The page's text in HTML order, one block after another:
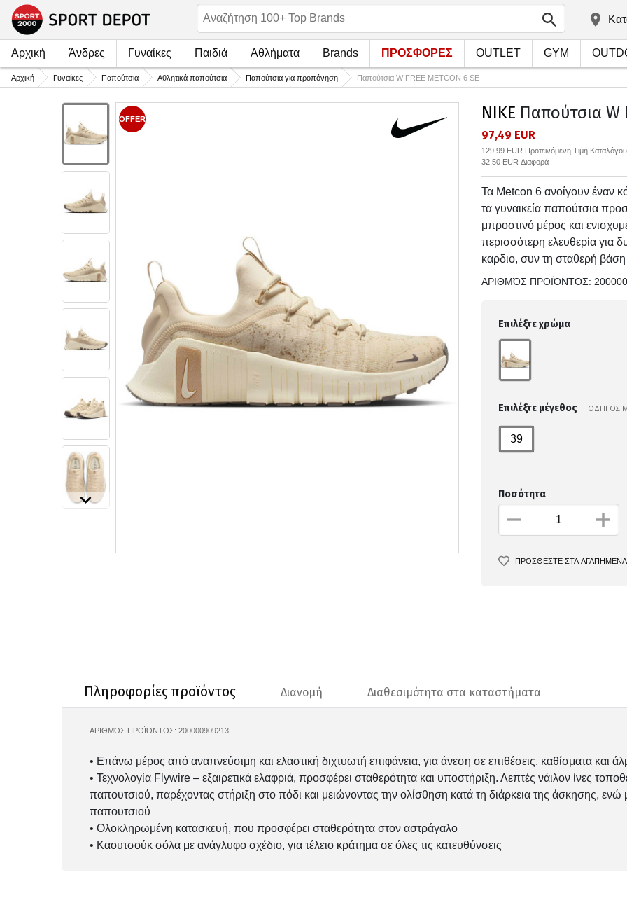
Αρχική Άνδρες Γυναίκες Παιδιά Αθλήματα Brands ΠΡΟΣΦΟΡΕΣ OUTLET GYM
Αρχική Γυναίκες Παπούτσια Αθλητικά παπούτσια Παπούτσια για προπόνηση Παπούτσια W FREE METCON 6 SE
OFFER NIKE Παπούτσια W
97,49 EUR
129,99 EUR Προτεινόμενη Τιμή Καταλόγου
32,50 EUR Διαφορά
Τα Metcon 6 ανοίγουν έναν
τα γυναικεία παπούτσια
μπροστινό μέρος και
περισσότερη ελευθερία για
καρδιο, συν τη σταθερή
ΑΡΙΘΜΌΣ ΠΡΟΪΌΝΤΟΣ:
Επιλέξτε χρώμα
Επιλέξτε μέγεθος ΟΔΗΓΟΣ
39
Ποσότητα
ΠΡΟΣΘΕΣΤΕ ΣΤΑ ΑΓΑΠΗΜΕΝΑ
Πληροφορίες προϊόντος Διανομή Διαθεσιμότητα στα καταστήματα
ΑΡΙΘΜΌΣ ΠΡΟΪΌΝΤΟΣ: 200000909213
• Επάνω μέρος από αναπνεύσιμη και ελαστική διχτυωτή επιφάνεια, για άνεση σε επιθέσεις, καθίσματα και
• Τεχνολογία Flywire – εξαιρετικά ελαφριά, προσφέρει σταθερότητα και υποστήριξη. Λεπτές νάιλον ίνες
παπουτσιού, παρέχοντας στήριξη στο πόδι και μειώνοντας την ολίσθηση κατά τη διάρκεια της άσκησης, ενώ
παπουτσιού
• Ολοκληρωμένη κατασκευή, που προσφέρει σταθερότητα στον αστράγαλο
• Καουτσούκ σόλα με ανάγλυφο σχέδιο, για τέλειο κράτημα σε όλες τις κατευθύνσεις